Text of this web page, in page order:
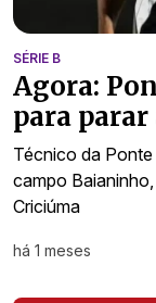
SÉRIE B
Agora:
para
Técnico da
campo
Criciúma
há 1 meses